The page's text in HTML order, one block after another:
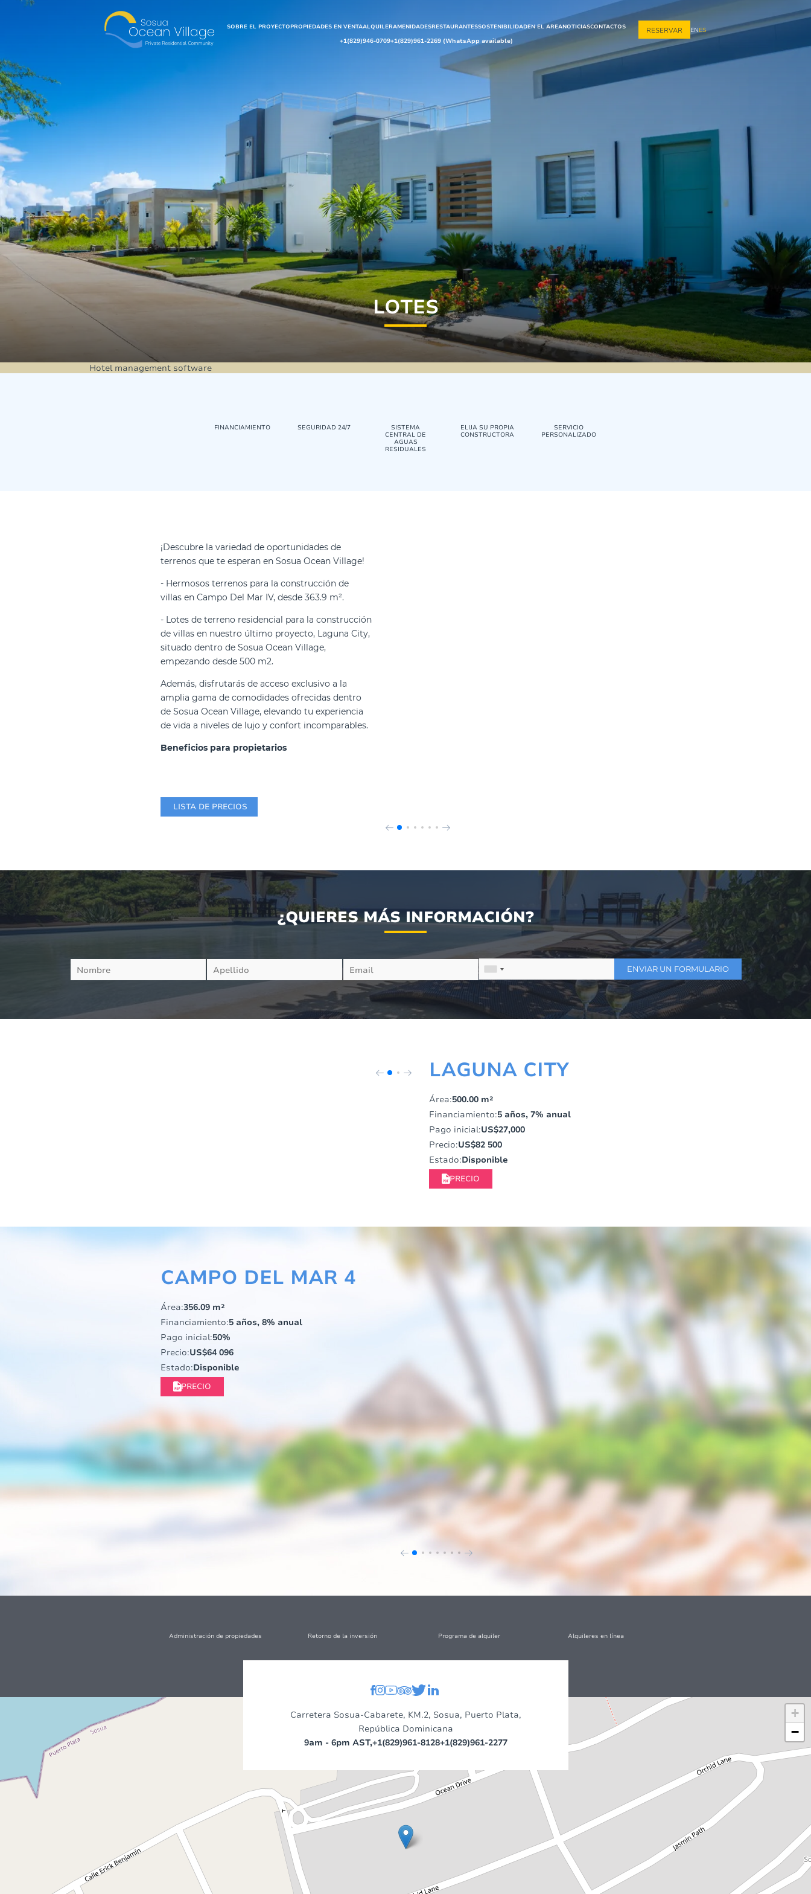
SOBRE EL PROYECTOPROPIEDADES EN VENTAALQUILERAMENIDADESRESTAURANTESSOSTENIBILIDADEN EL AREANOTICIASCONTACTOS
+1(829)946-0709+1(829)961-2269 (WhatsApp available)
RESERVAR ENES
LOTES
Hotel management software
FINANCIAMIENTO SEGURIDAD 24/7
SISTEMA
CENTRAL DE
AGUAS
RESIDUALES
ELIJA SU PROPIA
CONSTRUCTORA
SERVICIO
PERSONALIZADO
¡Descubre la variedad de oportunidades de
terrenos que te esperan en Sosua Ocean Village!
- Hermosos terrenos para la construcción de
villas en Campo Del Mar IV, desde 363.9 m².
- Lotes de terreno residencial para la construcción
de villas en nuestro último proyecto, Laguna City,
situado dentro de Sosua Ocean Village,
empezando desde 500 m2.
Además, disfrutarás de acceso exclusivo a la
amplia gama de comodidades ofrecidas dentro
de Sosua Ocean Village, elevando tu experiencia
de vida a niveles de lujo y confort incomparables.
Beneficios para propietarios
LISTA DE PRECIOS
¿QUIERES MÁS INFORMACIÓN?
ENVIAR UN FORMULARIO
LAGUNA CITY
Área:500.00 m²
Financiamiento:5 años, 7% anual
Pago inicial:US$27,000
Precio:US$82 500
Estado:Disponible
PRECIO
CAMPO DEL MAR 4
Área:356.09 m²
Financiamiento:5 años, 8% anual
Pago inicial:50%
Precio:US$64 096
Estado:Disponible
PRECIO
Administración de propiedades Retorno de la inversión Programa de alquiler Alquileres en línea
Carretera Sosua-Cabarete, KM.2, Sosua, Puerto Plata,
República Dominicana
9am - 6pm AST,+1(829)961-8128+1(829)961-2277
+
−